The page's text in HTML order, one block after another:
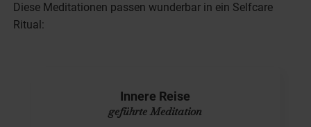
Diese Meditationen passen wunderbar in ein Selfcare
Ritual:
Innere Reise
geführte Meditation